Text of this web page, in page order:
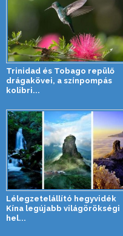
Trinidad és Tobago repülő
drágakövei, a színpompás
kolibri...
Lélegzetelállító hegyvidék
Kína legújabb világörökségi
hel...